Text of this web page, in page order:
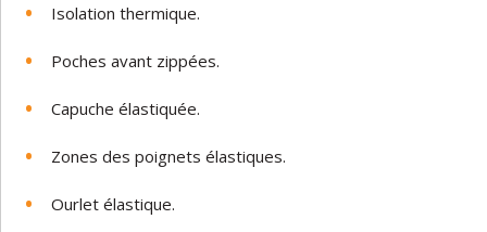
Isolation thermique.
Poches avant zippées.
Capuche élastiquée.
Zones des poignets élastiques.
Ourlet élastique.